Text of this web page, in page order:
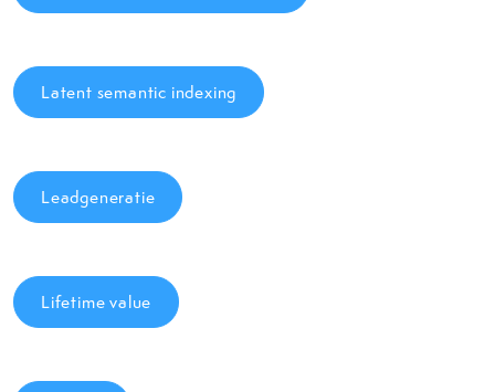
Latent semantic indexing
Leadgeneratie
Lifetime value